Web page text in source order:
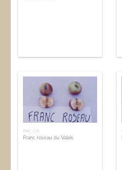
PAY_GN
Franc roseau du Valais